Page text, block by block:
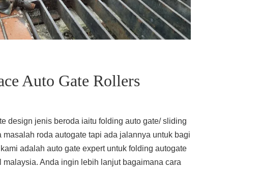
Auto Gate Rollers
design jenis beroda iaitu folding auto gate/ sliding
roda autogate tapi ada jalannya untuk bagi
adalah auto gate expert untuk folding autogate
Anda ingin lebih lanjut bagaimana cara